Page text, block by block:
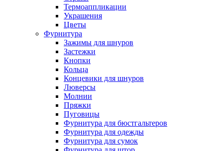
Термоаппликации
Украшения
Цветы
Фурнитура
Зажимы для шнуров
Застежки
Кнопки
Кольца
Концевики для шнуров
Люверсы
Молнии
Пряжки
Пуговицы
Фурнитура для бюстгальтеров
Фурнитура для одежды
Фурнитура для сумок